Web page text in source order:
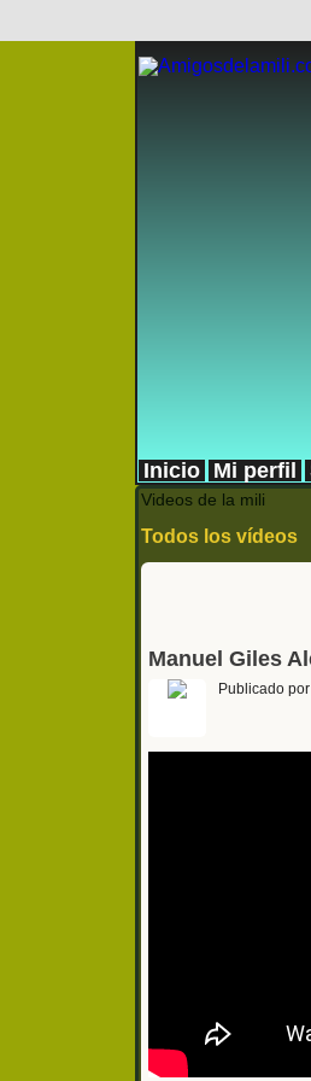
Inicio Mi perfil
Videos de la mili
Todos los vídeos
historia arte y
Manuel Giles
Publicado por